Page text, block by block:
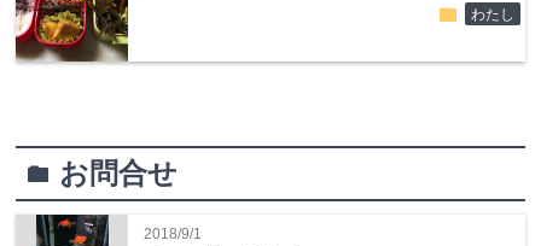
folder わたし
folder お問合せ
2018/9/1